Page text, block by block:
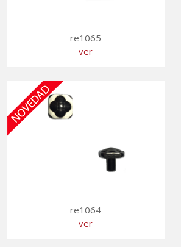
re1065
ver
re1064
ver